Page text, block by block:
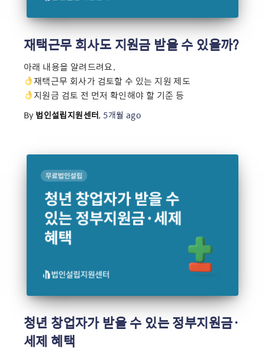
재택근무 회사도 지원금 받을 수 있을까?
아래 내용을 알려드려요.
재택근무 회사가 검토할 수 있는 지원 제도
지원금 검토 전 먼저 확인해야 할 기준 등
By 법인설립지원센터, 5개월 ago
청년 창업자가 받을 수 있는 정부지원금·
세제 혜택